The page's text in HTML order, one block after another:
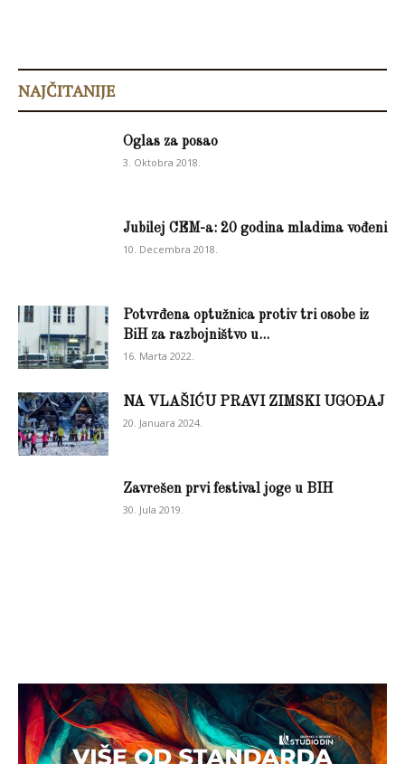
NAJČITANIJE
Oglas za posao
3. Oktobra 2018.
Jubilej CEM-a: 20 godina mladima vođeni
10. Decembra 2018.
Potvrđena optužnica protiv tri osobe iz
BiH za razbojništvo u...
16. Marta 2022.
NA VLAŠIĆU PRAVI ZIMSKI UGOĐAJ
20. Januara 2024.
Zavrešen prvi festival joge u BIH
30. Jula 2019.